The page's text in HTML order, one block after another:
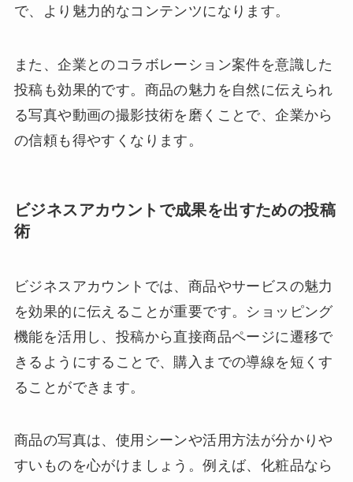
で、より魅力的なコンテンツになります。
また、企業とのコラボレーション案件を意識した
投稿も効果的です。商品の魅力を自然に伝えられ
る写真や動画の撮影技術を磨くことで、企業から
の信頼も得やすくなります。
ビジネスアカウントで成果を出すための投稿
術
ビジネスアカウントでは、商品やサービスの魅力
を効果的に伝えることが重要です。ショッピング
機能を活用し、投稿から直接商品ページに遷移で
きるようにすることで、購入までの導線を短くす
ることができます。
商品の写真は、使用シーンや活用方法が分かりや
すいものを心がけましょう。例えば、化粧品なら